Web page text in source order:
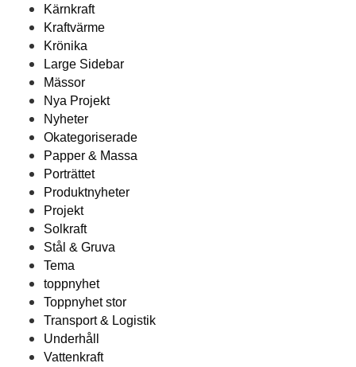
Kärnkraft
Kraftvärme
Krönika
Large Sidebar
Mässor
Nya Projekt
Nyheter
Okategoriserade
Papper & Massa
Porträttet
Produktnyheter
Projekt
Solkraft
Stål & Gruva
Tema
toppnyhet
Toppnyhet stor
Transport & Logistik
Underhåll
Vattenkraft